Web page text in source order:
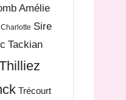
Amélie
Sire
Tackian
Trécourt